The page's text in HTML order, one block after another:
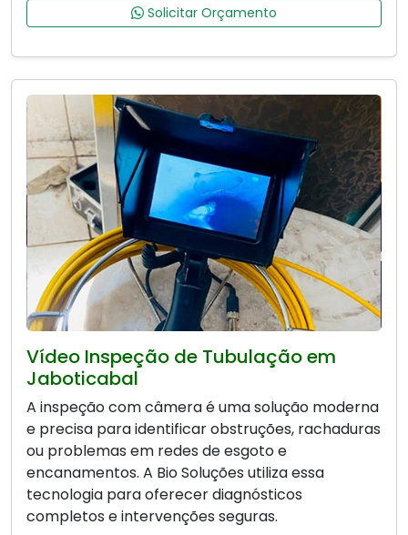
Solicitar Orçamento
Vídeo Inspeção de Tubulação em
Jaboticabal
A inspeção com câmera é uma solução moderna
e precisa para identificar obstruções, rachaduras
ou problemas em redes de esgoto e
encanamentos. A Bio Soluções utiliza essa
tecnologia para oferecer diagnósticos
completos e intervenções seguras.